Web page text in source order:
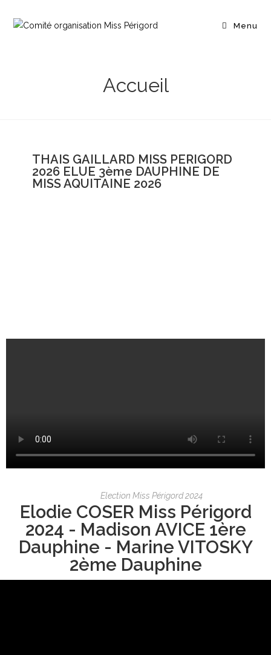
Menu
Accueil
THAIS GAILLARD MISS PERIGORD
2026 ELUE 3ème DAUPHINE DE
MISS AQUITAINE 2026
Election Miss Périgord 2024
Elodie COSER Miss Périgord
2024 - Madison AVICE 1ère
Dauphine - Marine VITOSKY
2ème Dauphine